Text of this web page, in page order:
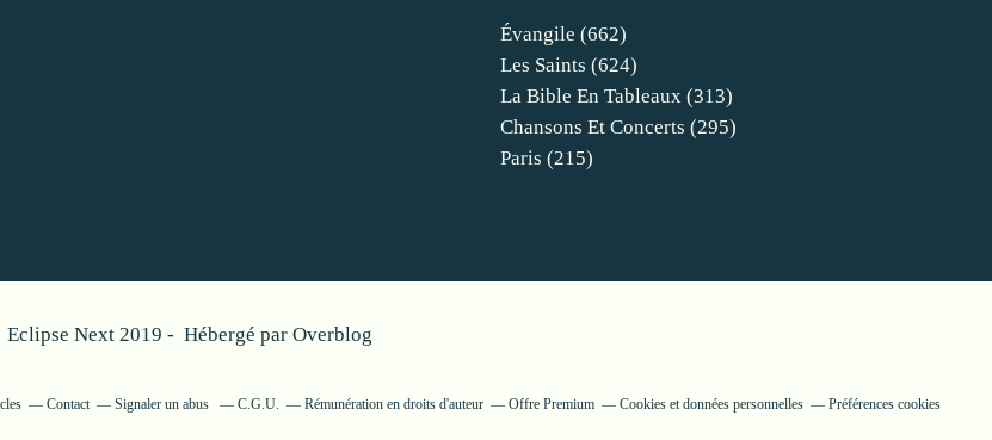
Évangile (662)
Les Saints (624)
La Bible En Tableaux (313)
Chansons Et Concerts (295)
Paris (215)
Eclipse Next 2019 - Hébergé par Overblog
Contact Signaler un abus C.G.U. Rémunération en droits d'auteur Offre Premium Cookies et données personnelles Préférences cookies